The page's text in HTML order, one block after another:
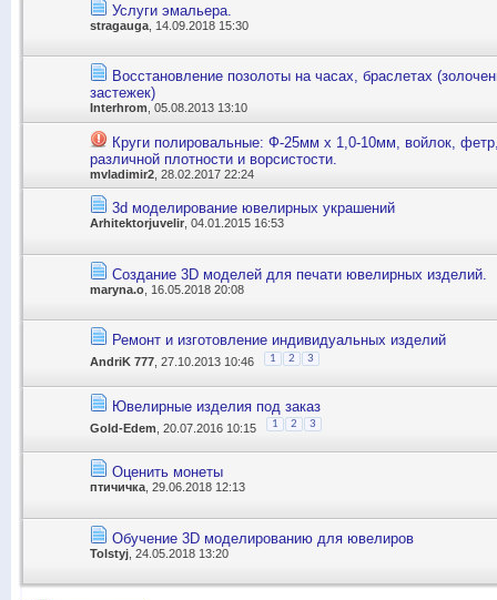
Услуги эмальера.
stragauga , 14.09.2018 15:30
Восстановление позолоты на часах, браслетах
застежек)
Interhrom , 05.08.2013 13:10
Круги полировальные: Ф-25мм х 1,0-10мм, войлок,
различной плотности и ворсистости.
mvladimir2 , 28.02.2017 22:24
3d моделирование ювелирных украшений
Arhitektorjuvelir , 04.01.2015 16:53
Создание 3D моделей для печати ювелирных изделий.
maryna.o , 16.05.2018 20:08
Ремонт и изготовление индивидуальных изделий
AndriK 777 , 27.10.2013 10:46 1 2 3
Ювелирные изделия под заказ
Gold-Edem , 20.07.2016 10:15 1 2 3
Оценить монеты
птичичка , 29.06.2018 12:13
Обучение 3D моделированию для ювелиров
Tolstyj , 24.05.2018 13:20